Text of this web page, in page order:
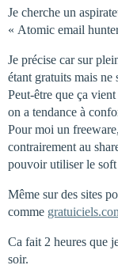
Je cherche un
« Atomic email
Je précise car sur
étant gratuits mais ne
Peut-être que ça
on a tendance à
Pour moi un
contrairement au
pouvoir utiliser le
Même sur des sites
comme
Ca fait 2 heures que
soir.